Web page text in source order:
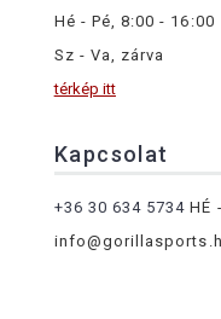
Hé - Pé, 8:00 - 16:00
Sz - Va, zárva
térkép itt
Kapcsolat
+36 30 634 5734 HÉ